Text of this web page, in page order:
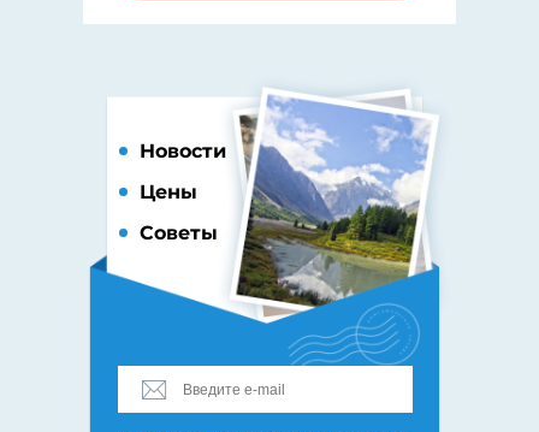
Новости
Цены
Советы